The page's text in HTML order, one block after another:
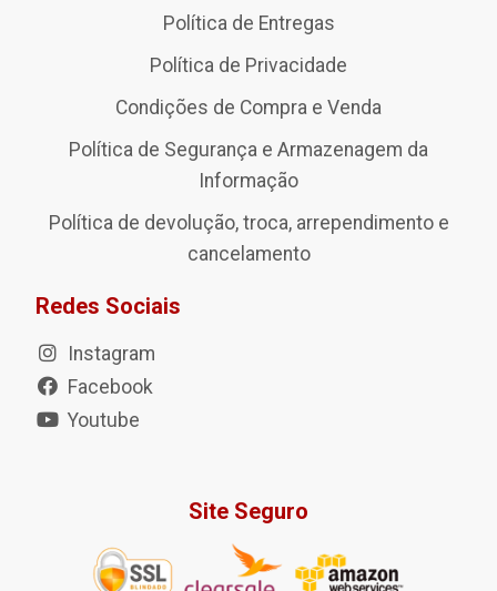
Política de Entregas
Política de Privacidade
Condições de Compra e Venda
Política de Segurança e Armazenagem da
Informação
Política de devolução, troca, arrependimento e
cancelamento
Redes Sociais
Instagram
Facebook
Youtube
Site Seguro